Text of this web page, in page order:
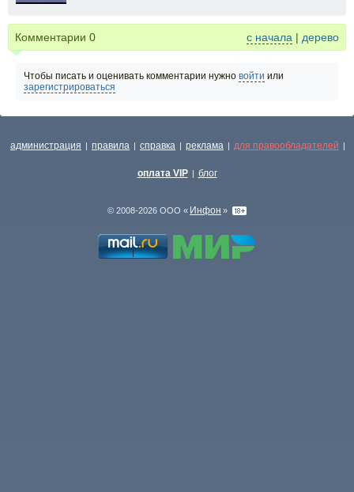
Комментарии 0 с начала | дерево
Чтобы писать и оценивать комментарии нужно войти или
зарегистрироваться
администрация | правила | справка | реклама | для правообладателей |
оплата VIP | блог
© 2008-2026 ООО « Инфон »